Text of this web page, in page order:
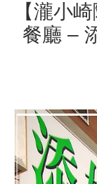
【瀧小
餐廳 –